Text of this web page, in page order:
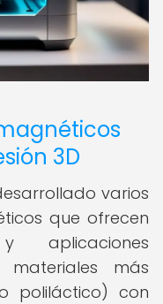
3D
varios
que ofrecen
aplicaciones
más
poliláctico) con